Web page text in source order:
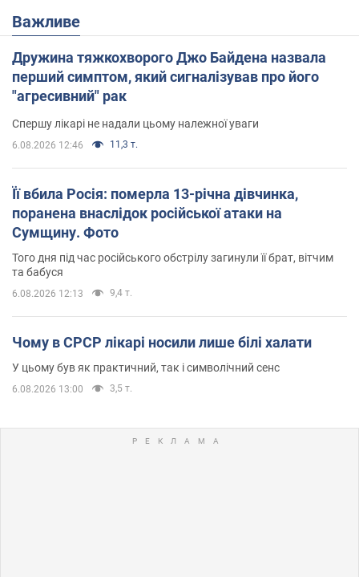
Важливе
Дружина тяжкохворого Джо Байдена назвала
перший симптом, який сигналізував про його
"агресивний" рак
Спершу лікарі не надали цьому належної уваги
6.08.2026 12:46 11,3 т.
Її вбила Росія: померла 13-річна дівчинка,
поранена внаслідок російської атаки на
Сумщину. Фото
Того дня під час російського обстрілу загинули її брат, вітчим
та бабуся
6.08.2026 12:13 9,4 т.
Чому в СРСР лікарі носили лише білі халати
У цьому був як практичний, так і символічний сенс
6.08.2026 13:00 3,5 т.